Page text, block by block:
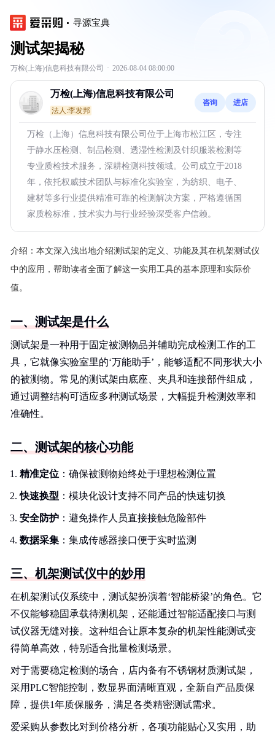
寻源宝典
测试架揭秘
万检(上海)信息科技有限公司 · 2026-08-04 08:00:00
万检(上海)信息科技有限公司
法人:李发邦
咨询 进店
万检（上海）信息科技有限公司位于上海市松江区，专注
于静水压检测、制品检测、透湿性检测及针织服装检测等
专业质检技术服务，深耕检测科技领域。公司成立于2018
年，依托权威技术团队与标准化实验室，为纺织、电子、
建材等多行业提供精准可靠的检测解决方案，严格遵循国
家质检标准，技术实力与行业经验深受客户信赖。
介绍： 本文深入浅出地介绍测试架的定义、功能及其在机架测试仪
中的应用，帮助读者全面了解这一实用工具的基本原理和实际价
值。
一、测试架是什么
测试架是一种用于固定被测物品并辅助完成检测工作的工
具，它就像实验室里的‘万能助手’，能够适配不同形状大小
的被测物。常见的测试架由底座、夹具和连接部件组成，
通过调整结构可适应多种测试场景，大幅提升检测效率和
准确性。
二、测试架的核心功能
精准定位 ：确保被测物始终处于理想检测位置
快速换型 ：模块化设计支持不同产品的快速切换
安全防护 ：避免操作人员直接接触危险部件
数据采集 ：集成传感器接口便于实时监测
三、机架测试仪中的妙用
在机架测试仪系统中，测试架扮演着‘智能桥梁’的角色。它
不仅能够稳固承载待测机架，还能通过智能适配接口与测
试仪器无缝对接。这种组合让原本复杂的机架性能测试变
得简单高效，特别适合批量检测场景。
对于需要稳定检测的场合，店内备有不锈钢材质测试架，
采用PLC智能控制，数显界面清晰直观，全新自产品质保
障，提供1年质保服务，满足各类精密测试需求。
爱采购从参数比对到价格分析，各项功能贴心又实用，助